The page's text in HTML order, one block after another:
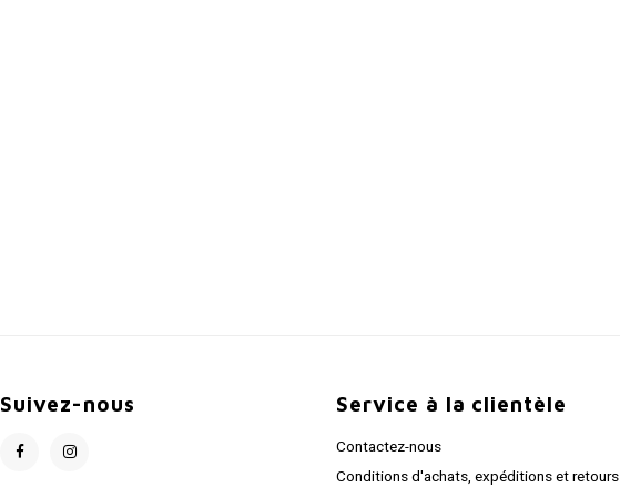
Suivez-nous Service à la clientèle
Contactez-nous
Conditions d'achats, expéditions et retours